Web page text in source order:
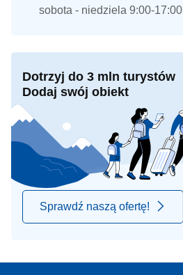
sobota - niedziela 9:00-17:00
Dotrzyj do 3 mln turystów
Dodaj swój obiekt
Sprawdź naszą ofertę!